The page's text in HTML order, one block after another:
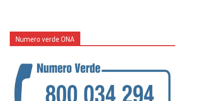
Numero verde ONA